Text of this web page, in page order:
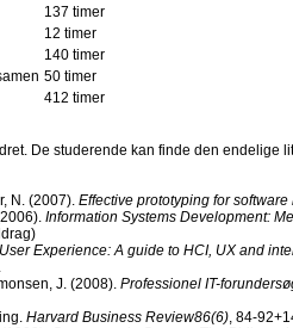
137 timer
12 timer
140 timer
50 timer
412 timer
De studerende kan finde den endelige
N. (2007). Effective prototyping for software
Information Systems Development:
Experience: A guide to HCI, UX and
J. (2008). Professionel IT-
Harvard Business Review86(6), 84-